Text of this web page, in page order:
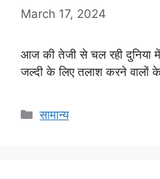
March 17, 2024
आज की तेजी से चल रही दुनिया
जल्दी के लिए तलाश करने वालों
Categories
सामान्य